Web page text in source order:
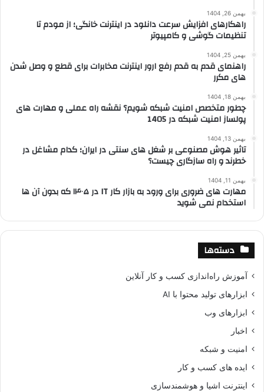
بهمن 26, 1404
راهکارهای افزایش سرعت دانلود در اینترنت خانگی؛ از مودم تا
تنظیمات گوشی و کامپیوتر
بهمن 25, 1404
راهنمای قدم به قدم رفع ارور اینترنت مخابرات برای قطع و وصل شدن
های مکرر
بهمن 18, 1404
چطور متخصص امنیت شبکه شویم؟ نقشه راه عملی و مهارت های
پولساز امنیت شبکه در 1405
بهمن 13, 1404
تاثیر هوش مصنوعی بر شغل های سنتی در ایران؛ کدام مشاغل در
خطرند و راه سازگاری چیست؟
بهمن 11, 1404
مهارت های ضروری برای ورود به بازار کار IT در ۱۴۰۵ که بدون آن ها
استخدام نمی شوید
دسته‌ها
آموزش راه‌اندازی کسب و کار آنلاین
ابزارهای تولید محتوا با AI
ابزارهای وب
اخبار
امنیت و شبکه
ایده های کسب و کار
اینترنت اشیا و هوشمندسازی